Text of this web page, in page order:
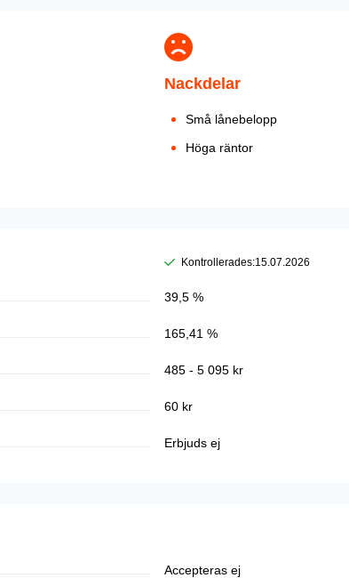
Nackdelar
Små lånebelopp
Höga räntor
Kontrollerades:15.07.2026
39,5 %
165,41 %
485 - 5 095 kr
60 kr
Erbjuds ej
Accepteras ej